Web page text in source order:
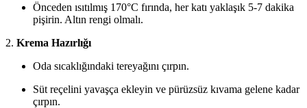
Önceden ısıtılmış 170°C fırında, her katı yaklaşık 5-7 dakika
pişirin. Altın rengi olmalı.
2. Krema Hazırlığı
Oda sıcaklığındaki tereyağını çırpın.
Süt reçelini yavaşça ekleyin ve pürüzsüz kıvama gelene kadar
çırpın.